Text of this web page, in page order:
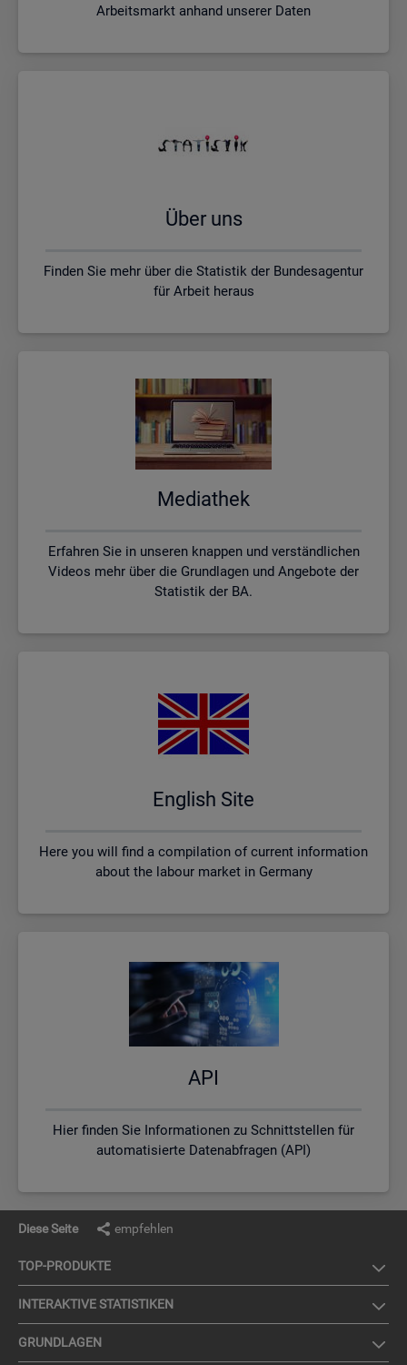
Arbeitsmarkt anhand unserer Daten
Über uns
Finden Sie mehr über die Statistik der Bundesagentur
für Arbeit heraus
Me­dia­thek
Erfahren Sie in unseren knappen und verständlichen
Videos mehr über die Grundlagen und Angebote der
Statistik der BA.
English Site
Here you will find a compilation of current information
about the labour market in Germany
API
Hier finden Sie Informationen zu Schnittstellen für
automatisierte Datenabfragen (API)
Diese Seite empfehlen
TOP-PRO­DUK­TE
IN­TER­AK­TI­VE STA­TIS­TI­KEN
GRUND­LA­GEN